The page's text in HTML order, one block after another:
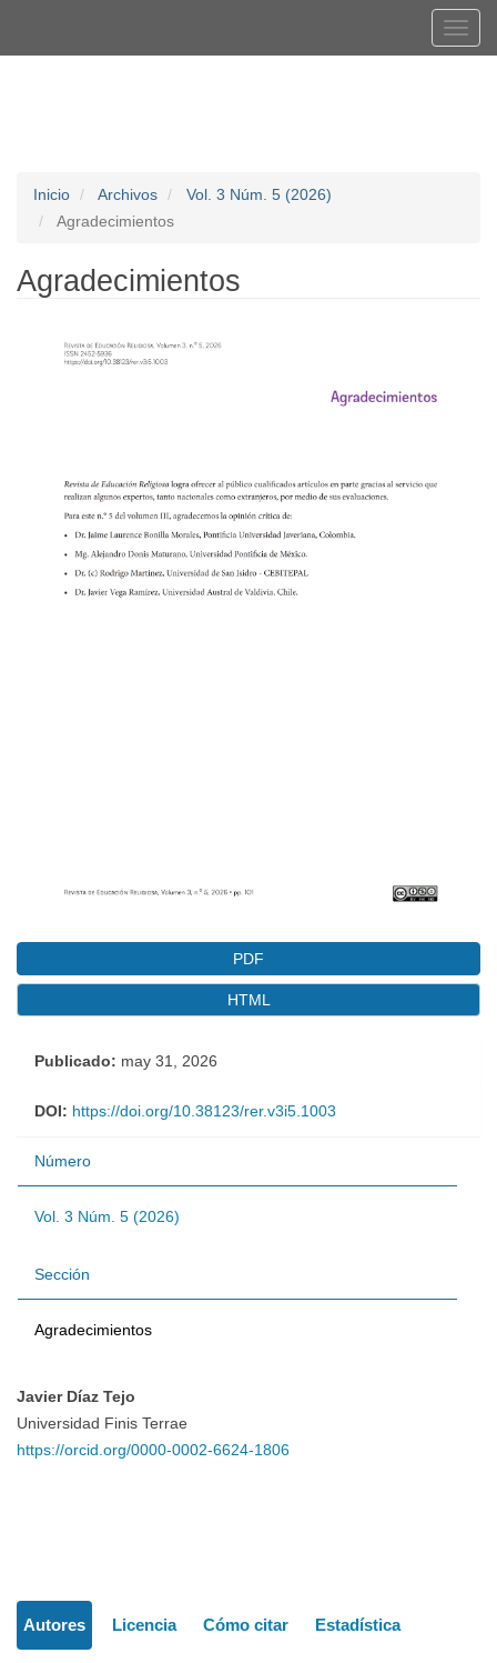
Inicio Archivos
Vol. 3 Núm. 5 (2026)
Agradecimientos
Agradecimientos
Barra
artículo
PDF
HTML
Publicado: may 31, 2026
DOI: https://doi.org/10.38123/rer.v3i5.1003
Número
Vol. 3 Núm. 5 (2026)
Sección
Agradecimientos
Contenido
artículo
Javier Díaz Tejo
Universidad Finis Terrae
https://orcid.org/0000-0002-6624-1806
del
Autores Licencia Cómo citar Estadística